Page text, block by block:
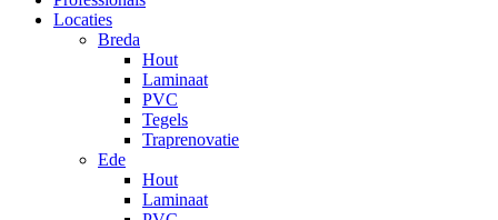
Locaties
Breda
Hout
Laminaat
PVC
Tegels
Traprenovatie
Ede
Hout
Laminaat